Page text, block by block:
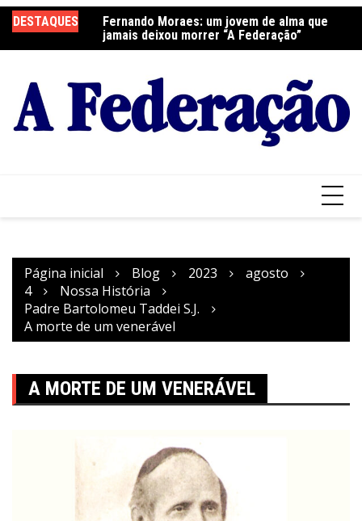
para
o
DESTAQUES
Fernando Moraes: um jovem de alma que
jamais deixou morrer “A Federação”
Curso Oração e Vida na Paróquia São José
Página inicial Blog 2023
agosto
4
Nossa História
Padre Bartolomeu Taddei S.J.
A morte de um venerável
A MORTE DE UM VENERÁVEL